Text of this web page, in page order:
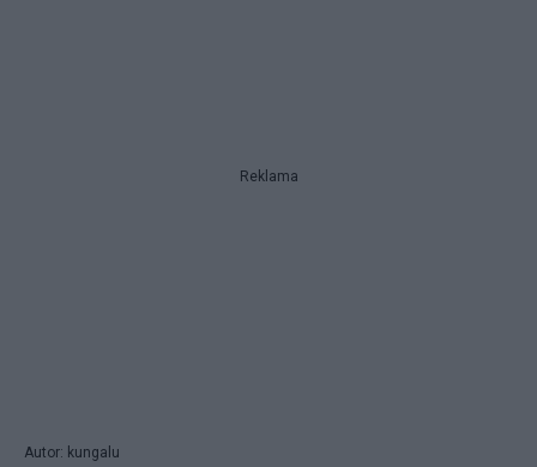
Reklama
Autor: kungalu